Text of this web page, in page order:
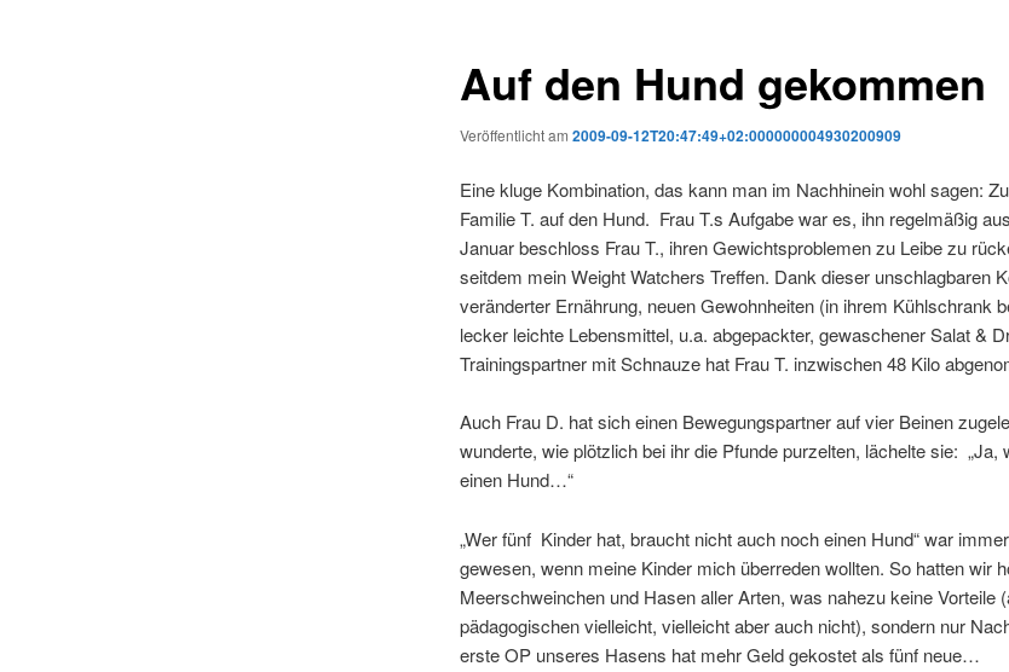
Auf den Hund gekommen
Veröffentlicht am 2009-09-12T20:47:49+02:000000004930200909
Eine kluge Kombination, das kann man im Nachhinein wohl sagen:
Familie T. auf den Hund. Frau T.s Aufgabe war es, ihn regelmäßig
Januar beschloss Frau T., ihren Gewichtsproblemen zu Leibe zu
seitdem mein Weight Watchers Treffen. Dank dieser unschlagbaren
veränderter Ernährung, neuen Gewohnheiten (in ihrem Kühlschrank
lecker leichte Lebensmittel, u.a. abgepackter, gewaschener Salat &
Trainingspartner mit Schnauze hat Frau T. inzwischen 48 Kilo
Auch Frau D. hat sich einen Bewegungspartner auf vier Beinen
wunderte, wie plötzlich bei ihr die Pfunde purzelten, lächelte sie:
einen Hund…“
„Wer fünf Kinder hat, braucht nicht auch noch einen Hund“ war
gewesen, wenn meine Kinder mich überreden wollten. So hatten wir
Meerschweinchen und Hasen aller Arten, was nahezu keine Vorteile
pädagogischen vielleicht, vielleicht aber auch nicht), sondern nur
erste OP unseres Hasens hat mehr Geld gekostet als fünf neue…